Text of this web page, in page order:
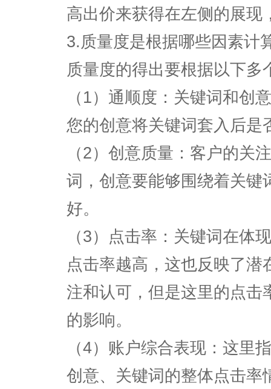
高出价来获得在左侧的展现
3.质量度是根据哪些因素计
质量度的得出要根据以下多
（1）通顺度：关键词和创
您的创意将关键词套入后是
（2）创意质量：客户的关
词，创意要能够围绕着关键
好。
（3）点击率：关键词在体
点击率越高，这也反映了
注和认可，但是这里的点击
的影响。
（4）账户综合表现：这里
创意、关键词的整体点击率